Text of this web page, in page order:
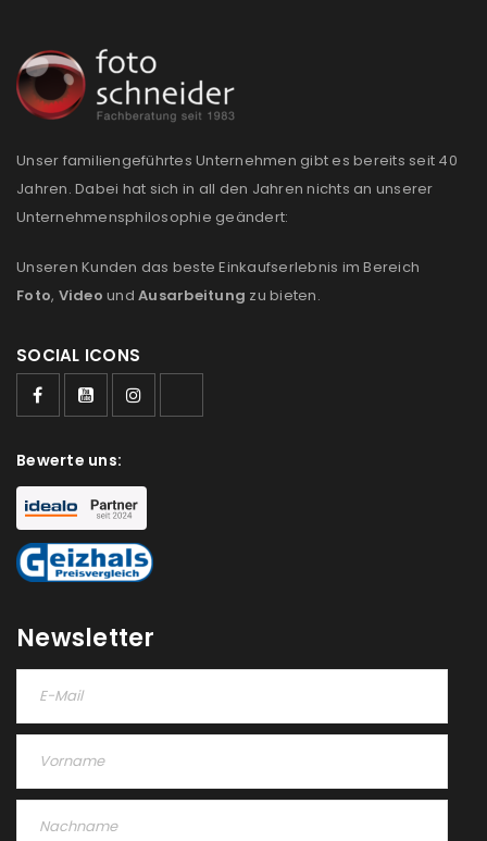
Unser familiengeführtes Unternehmen gibt es bereits seit 40
Jahren. Dabei hat sich in all den Jahren nichts an unserer
Unternehmensphilosophie geändert:
Unseren Kunden das beste Einkaufserlebnis im Bereich
Foto, Video und Ausarbeitung zu bieten.
SOCIAL ICONS
Bewerte uns:
Newsletter